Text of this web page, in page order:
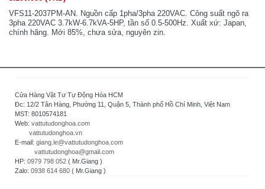
VFS11-2037PM-AN. Nguồn cấp 1pha/3pha 220VAC. Công suất ngõ ra
3pha 220VAC 3.7kW-6.7kVA-5HP, tần số 0.5-500Hz. Xuất xứ: Japan,
chính hãng. Mới 85%, chưa sửa, nguyên zin.
Cửa Hàng Vật Tư Tự Động Hóa HCM
Đc: 12/2 Tân Hàng, Phường 11, Quận 5, Thành phố Hồ Chí Minh, Việt Nam
MST: 8010574181
Web: vattutudonghoa.com
vattutudonghoa.vn
E-mail: giang.le@vattutudonghoa.com
vattutudonghoa@gmail.com
HP: 0979 798 052 ( Mr.Giang )
Zalo: 0938 614 680 ( Mr.Giang )